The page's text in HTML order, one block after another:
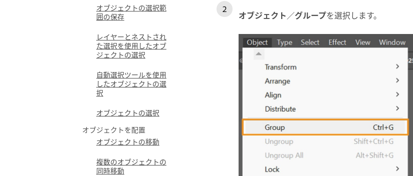
オブジェクトの選択範
囲の保存
レイヤーとネストされ
た選択を使用したオブ
ジェクトの選択
自動選択ツールを使用
したオブジェクトの選
択
オブジェクトの選択
オブジェクトを配置
オブジェクトの移動
複数のオブジェクトの
同時移動
オブジェクト／グループを選択します。